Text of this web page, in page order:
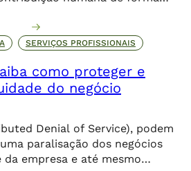
SERVIÇOS PROFISSIONAIS
como proteger e
do negócio
Denial of Service), podem
paralisação dos negócios
empresa e até mesmo